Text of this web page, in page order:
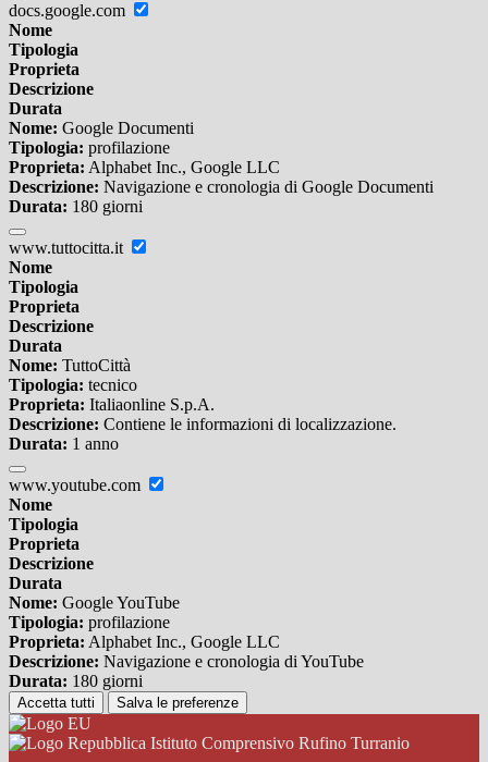
docs.google.com
Nome
Tipologia
Proprieta
Descrizione
Durata
Nome: Google Documenti
Tipologia: profilazione
Proprieta: Alphabet Inc., Google LLC
Descrizione: Navigazione e cronologia di Google Documenti
Durata: 180 giorni
www.tuttocitta.it
Nome
Tipologia
Proprieta
Descrizione
Durata
Nome: TuttoCittà
Tipologia: tecnico
Proprieta: Italiaonline S.p.A.
Descrizione: Contiene le informazioni di localizzazione.
Durata: 1 anno
www.youtube.com
Nome
Tipologia
Proprieta
Descrizione
Durata
Nome: Google YouTube
Tipologia: profilazione
Proprieta: Alphabet Inc., Google LLC
Descrizione: Navigazione e cronologia di YouTube
Durata: 180 giorni
Accetta tutti Salva le preferenze
Istituto Comprensivo Rufino Turranio